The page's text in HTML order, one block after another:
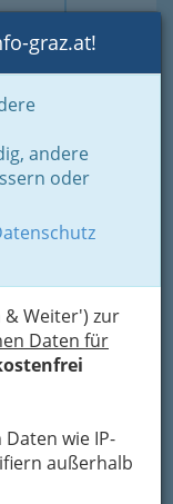
Login Toggle
graz.at!
andere
oder
Weiter') zur
Daten für
wie IP-
außerhalb
*** -